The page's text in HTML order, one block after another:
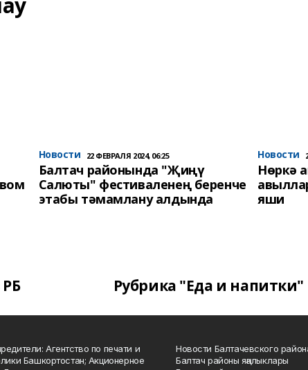
Новости 22 ФЕВРАЛЯ 2024, 06:25
Балтач районында "Җиңү
Салюты" фестиваленең беренче
этабы тәмамлану алдында
Новости
Нөркә
яши
Рубрика "Еда и напитки"
Агентство по печати и
Башкортостан; Акционерное
Новости Балтачевского
Балтач районы яңалыклары